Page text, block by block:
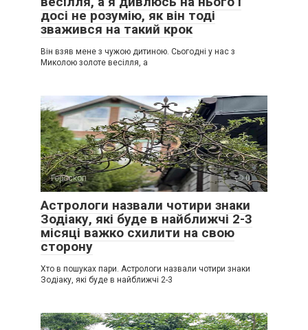
досі не розумію, як він тоді
зважився на такий крок
Він взяв мене з чужою дитиною. Сьогодні у нас з
Миколою золоте весілля, а
Гороскоп 0
Астрологи назвали чотири знаки
Зодіаку, які буде в найближчі 2-3
місяці важко схилити на свою
сторону
Хто в пошуках пари. Астрологи назвали чотири знаки
Зодіаку, які буде в найближчі 2-3